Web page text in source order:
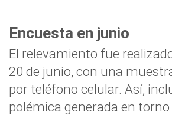
Encuesta en junio
El relevamiento fue
20 de junio, con una
por teléfono celular. Así,
polémica generada en